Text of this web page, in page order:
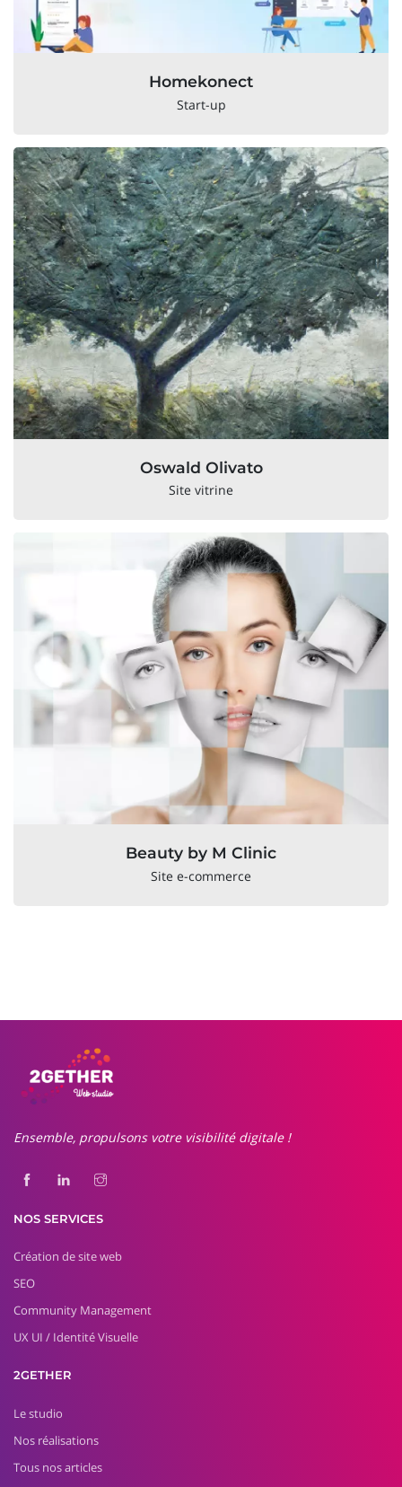
Homekonect
Start-up
Oswald Olivato
Site vitrine
Beauty by M Clinic
Site e-commerce
Ensemble, propulsons votre visibilité digitale !
NOS SERVICES
Création de site web
SEO
Community Management
UX UI / Identité Visuelle
2GETHER
Le studio
Nos réalisations
Tous nos articles